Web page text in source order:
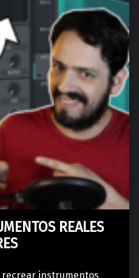
REALES
recrear instrumentos